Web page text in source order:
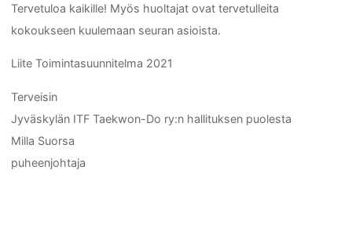
Tervetuloa kaikille! Myös huoltajat ovat tervetulleita
kokoukseen kuulemaan seuran asioista.
Liite Toimintasuunnitelma 2021
Terveisin
Jyväskylän ITF Taekwon-Do ry:n hallituksen puolesta
Milla Suorsa
puheenjohtaja